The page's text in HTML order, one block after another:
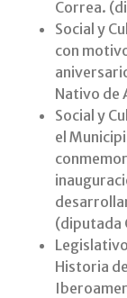
Correa.
Social y
con
Nativo de
Social y
el
(diputada
Historia